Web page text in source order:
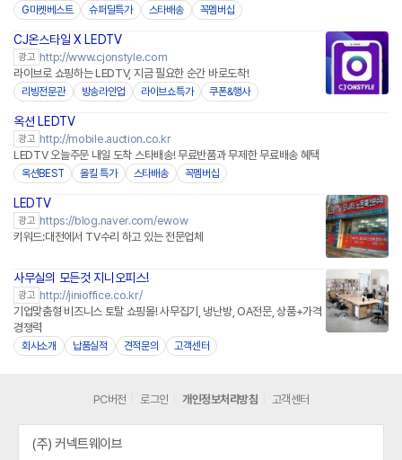
G마켓베스트 슈퍼딜특가 스타배송 꼭멤버십
CJ온스타일 X LEDTV
광고 http://www.cjonstyle.com
라이브로 쇼핑하는 LEDTV, 지금 필요한 순간 바로도착!
리빙전문관 방송라인업 라이브쇼특가 쿠폰&행사
옥션 LEDTV
광고 http://mobile.auction.co.kr
LEDTV 오늘주문 내일 도착 스타배송! 무료반품과 무제한 무료배송 혜택
옥션BEST 올킬 특가 스타배송 꼭멤버십
LEDTV
광고 https://blog.naver.com/ewow
키워드:대전에서 TV수리 하고 있는 전문업체
사무실의 모든것 지니오피스!
광고 http://jinioffice.co.kr/
기업맞춤형 비즈니스 토탈 쇼핑몰! 사무집기, 냉난방, OA전문, 상품+가격
경쟁력
회사소개 납품실적 견적문의 고객센터
PC버전 로그인 개인정보처리방침 고객센터
(주) 커넥트웨이브